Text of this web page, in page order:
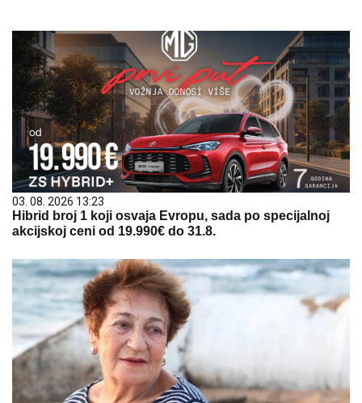
03. 08. 2026 13:23
Hibrid broj 1 koji osvaja Evropu, sada po specijalnoj
akcijskoj ceni od 19.990€ do 31.8.